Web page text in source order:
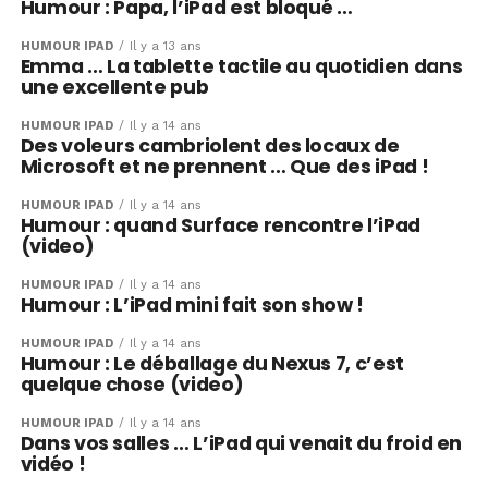
Humour : Papa, l’iPad est bloqué …
HUMOUR IPAD Il y a 13 ans
Emma … La tablette tactile au quotidien dans
une excellente pub
HUMOUR IPAD Il y a 14 ans
Des voleurs cambriolent des locaux de
Microsoft et ne prennent … Que des iPad !
HUMOUR IPAD Il y a 14 ans
Humour : quand Surface rencontre l’iPad
(video)
HUMOUR IPAD Il y a 14 ans
Humour : L’iPad mini fait son show !
HUMOUR IPAD Il y a 14 ans
Humour : Le déballage du Nexus 7, c’est
quelque chose (video)
HUMOUR IPAD Il y a 14 ans
Dans vos salles … L’iPad qui venait du froid en
vidéo !